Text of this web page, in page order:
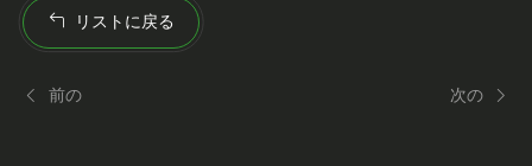
リストに戻る
前の 次の